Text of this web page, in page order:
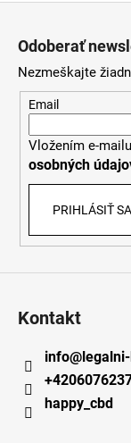
Odoberať
Nezmeškajte
Email
Vložením e-
osobných
PRIHLÁSIŤ SA
Kontakt
info@
happy_cbd